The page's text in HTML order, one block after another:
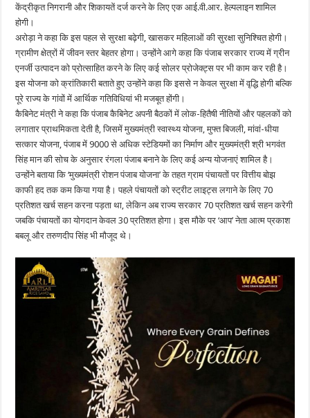
केंद्रीकृत निगरानी और शिकायतें दर्ज करने के लिए एक आई.वी.आर. हेल्पलाइन शामिल
होगी।
अरोड़ा ने कहा कि इस पहल से सुरक्षा बढ़ेगी, खासकर महिलाओं की सुरक्षा सुनिश्चित होगी।
ग्रामीण क्षेत्रों में जीवन स्तर बेहतर होगा। उन्होंने आगे कहा कि पंजाब सरकार राज्य में ग्रीन
एनर्जी उत्पादन को प्रोत्साहित करने के लिए कई सोलर प्रोजेक्ट्स पर भी काम कर रही है।
इस योजना को क्रांतिकारी बताते हुए उन्होंने कहा कि इससे न केवल सुरक्षा में वृद्धि होगी बल्कि
पूरे राज्य के गांवों में आर्थिक गतिविधियां भी मजबूत होंगी।
कैबिनेट मंत्री ने कहा कि पंजाब कैबिनेट अपनी बैठकों में लोक-हितैषी नीतियों और पहलकों को
लगातार प्राथमिकता देती है, जिसमें मुख्यमंत्री स्वास्थ्य योजना, मुफ्त बिजली, मांवां-धीया
सत्कार योजना, पंजाब में 9000 से अधिक स्टेडियमों का निर्माण और मुख्यमंत्री श्री भगवंत
सिंह मान की सोच के अनुसार रंगला पंजाब बनाने के लिए कई अन्य योजनाएं शामिल है।
उन्होंने बताया कि ‘मुख्यमंत्री रोशन पंजाब योजना’ के तहत ग्राम पंचायतों पर वित्तीय बोझ
काफी हद तक कम किया गया है। पहले पंचायतों को स्ट्रीट लाइट्स लगाने के लिए 70
प्रतिशत खर्च सहन करना पड़ता था, लेकिन अब राज्य सरकार 70 प्रतिशत खर्च सहन करेगी
जबकि पंचायतों का योगदान केवल 30 प्रतिशत होगा। इस मौके पर ‘आप’ नेता आत्म प्रकाश
बबलू और तरुणदीप सिंह भी मौजूद थे।